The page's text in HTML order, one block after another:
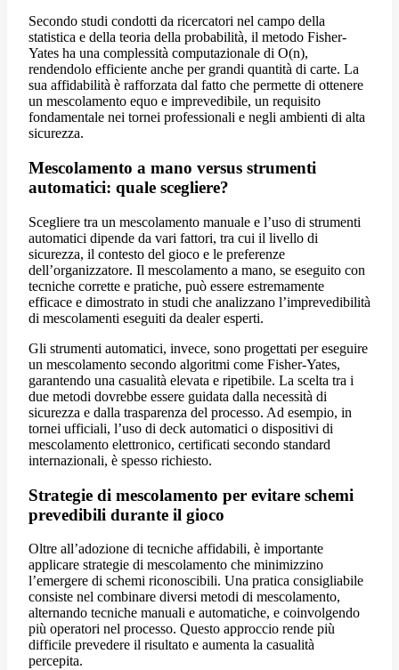
Secondo studi condotti da ricercatori nel campo della
statistica e della teoria della probabilità, il metodo Fisher-
Yates ha una complessità computazionale di O(n),
rendendolo efficiente anche per grandi quantità di carte. La
sua affidabilità è rafforzata dal fatto che permette di ottenere
un mescolamento equo e imprevedibile, un requisito
fondamentale nei tornei professionali e negli ambienti di alta
sicurezza.
Mescolamento a mano versus strumenti
automatici: quale scegliere?
Scegliere tra un mescolamento manuale e l’uso di strumenti
automatici dipende da vari fattori, tra cui il livello di
sicurezza, il contesto del gioco e le preferenze
dell’organizzatore. Il mescolamento a mano, se eseguito con
tecniche corrette e pratiche, può essere estremamente
efficace e dimostrato in studi che analizzano l’imprevedibilità
di mescolamenti eseguiti da dealer esperti.
Gli strumenti automatici, invece, sono progettati per eseguire
un mescolamento secondo algoritmi come Fisher-Yates,
garantendo una casualità elevata e ripetibile. La scelta tra i
due metodi dovrebbe essere guidata dalla necessità di
sicurezza e dalla trasparenza del processo. Ad esempio, in
tornei ufficiali, l’uso di deck automatici o dispositivi di
mescolamento elettronico, certificati secondo standard
internazionali, è spesso richiesto.
Strategie di mescolamento per evitare schemi
prevedibili durante il gioco
Oltre all’adozione di tecniche affidabili, è importante
applicare strategie di mescolamento che minimizzino
l’emergere di schemi riconoscibili. Una pratica consigliabile
consiste nel combinare diversi metodi di mescolamento,
alternando tecniche manuali e automatiche, e coinvolgendo
più operatori nel processo. Questo approccio rende più
difficile prevedere il risultato e aumenta la casualità
percepita.